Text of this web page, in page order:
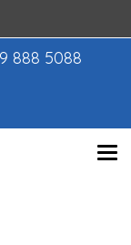
888 5088